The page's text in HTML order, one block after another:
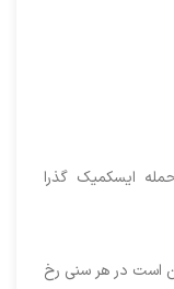
ایسکمیک گذرا
است در هر سنی رخ